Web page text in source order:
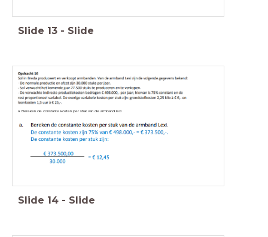
Slide 13 - Slide
a. Bereken de constante kosten per stuk van de armband lexi
Slide 14 - Slide